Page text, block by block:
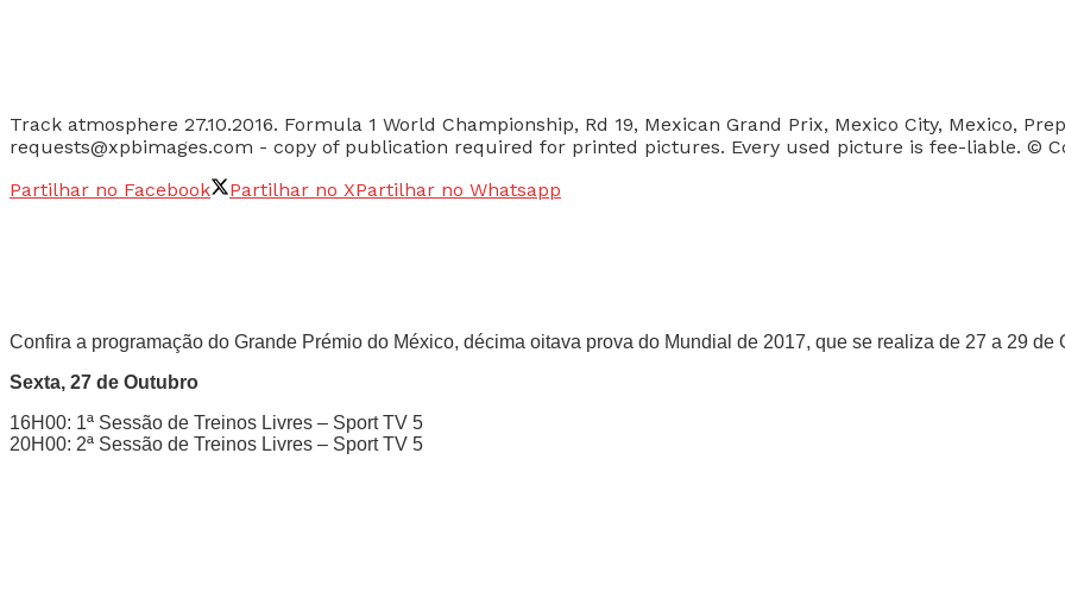
Track atmosphere 27.10.2016. Formula 1 World Championship, Rd 19, Mexican Grand Prix, Mexico City, Mexico,
requests@xpbimages.com - copy of publication required for printed pictures. Every used picture is fee-liable. ©
Partilhar no Facebook
Partilhar no XPartilhar no Whatsapp
Confira a programação do Grande Prémio do México, décima oitava prova do Mundial de 2017, que se realiza de 27 a 29 de
Sexta, 27 de Outubro
16H00: 1ª Sessão de Treinos Livres – Sport TV 5
20H00: 2ª Sessão de Treinos Livres – Sport TV 5